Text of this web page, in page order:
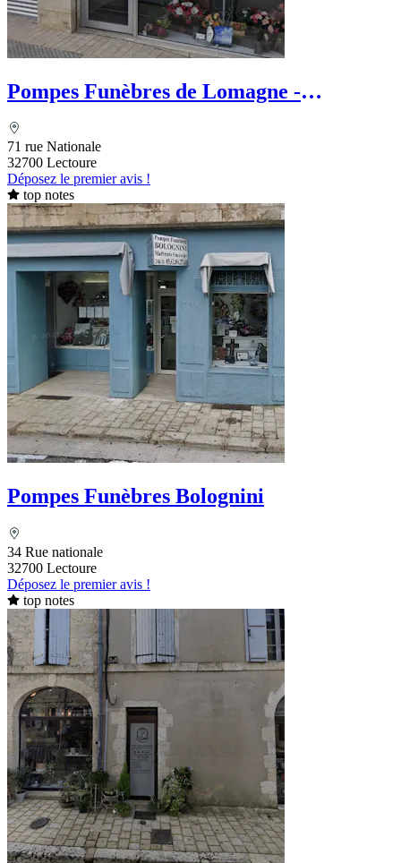
Pompes Funèbres de Lomagne -
71 rue Nationale
32700 Lectoure
Déposez le premier avis !
top notes
Pompes Funèbres Bolognini
34 Rue nationale
32700 Lectoure
Déposez le premier avis !
top notes